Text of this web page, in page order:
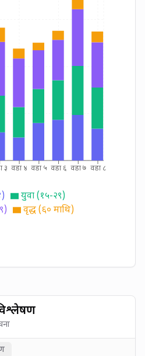
३ वडा ४ वडा ५ वडा ६ वडा ७ वडा ८
युवा (१५-२९)
वृद्ध (६० माथि)